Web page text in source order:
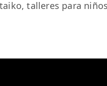
talleres para